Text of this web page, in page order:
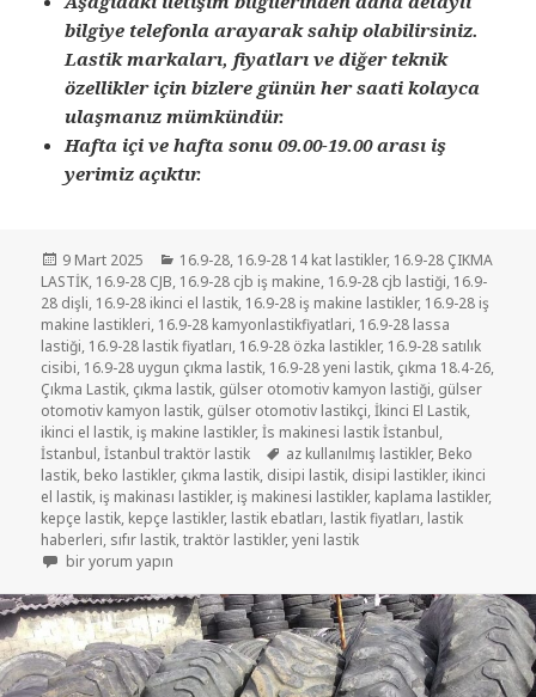
bilgiye telefonla arayarak sahip olabilirsiniz.
Lastik markaları, fiyatları ve diğer teknik
özellikler için bizlere günün her saati kolayca
ulaşmanız mümkündür.
Hafta içi ve hafta sonu 09.00-19.00 arası iş
yerimiz açıktır.
Yayın
tarihi
9 Mart 2025 Kategoriler
16.9-28, 16.9-28 14 kat lastikler, 16.9-28 ÇIKMA
LASTİK, 16.9-28 CJB, 16.9-28 cjb iş makine, 16.9-28 cjb lastiği, 16.9-
28 dişli, 16.9-28 ikinci el lastik, 16.9-28 iş makine lastikler, 16.9-28 iş
makine lastikleri, 16.9-28 kamyonlastikfiyatlari, 16.9-28 lassa
lastiği, 16.9-28 lastik fiyatları, 16.9-28 özka lastikler, 16.9-28 satılık
cisibi, 16.9-28 uygun çıkma lastik, 16.9-28 yeni lastik, çıkma 18.4-26,
Çıkma Lastik, çıkma lastik, gülser otomotiv kamyon lastiği, gülser
otomotiv kamyon lastik, gülser otomotiv lastikçi,İkinci El Lastik,
ikinci el lastik, iş makine lastikler,İs makinesi lastik İstanbul,
İstanbul,İstanbul traktör lastik Etiketler
az kullanılmış lastikler, Beko
lastik, beko lastikler, çıkma lastik, disipi lastik, disipi lastikler, ikinci
el lastik, iş makinası lastikler, iş makinesi lastikler, kaplama lastikler,
kepçe lastik, kepçe lastikler, lastik ebatları, lastik fiyatları, lastik
haberleri, sıfır lastik,traktör lastikler,yeni lastik
16-9-28 DİSİPİ LASTİKLER için
bir yorum yapın